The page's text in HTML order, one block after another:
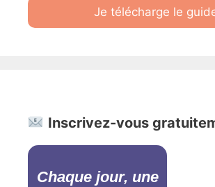
Je télécharge le
Inscrivez-vous
Chaque jour, une